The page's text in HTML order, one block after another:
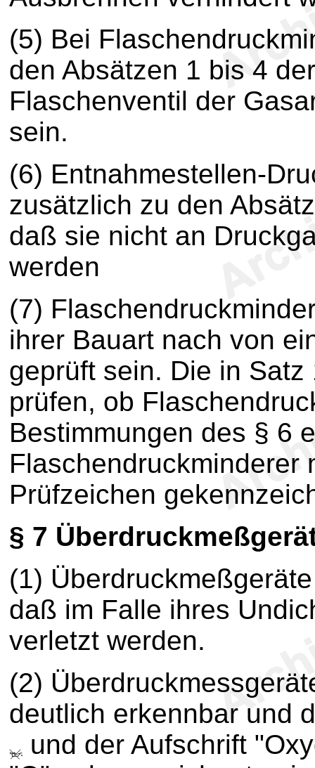
(5) Bei
den Absätzen 1 bis 4
Flaschenventil der
sein.
(6) Entnahmestellen-
zusätzlich zu den
daß sie nicht an
werden
(7)
ihrer Bauart nach von
geprüft sein. Die in
prüfen, ob
Bestimmungen des § 6
Flaschendruckminderer
Prüfzeichen
§ 7
(1)
daß im Falle ihres
verletzt werden.
(2)
deutlich erkennbar und
und der Aufschrift